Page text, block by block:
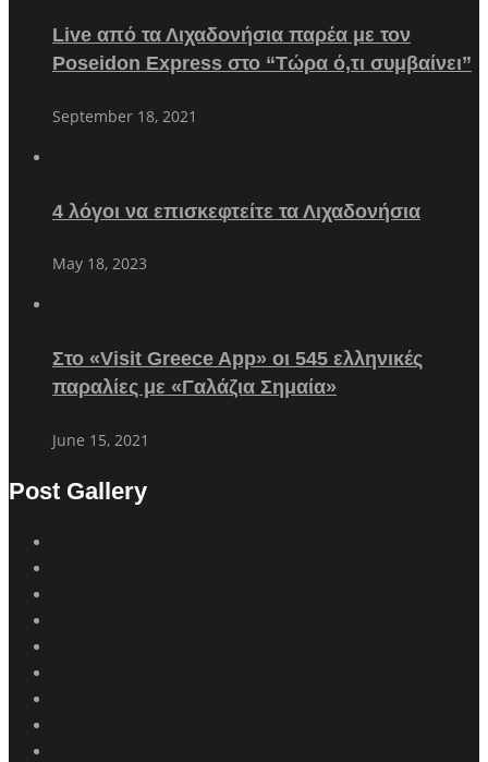
Live από τα Λιχαδονήσια παρέα με τον
Poseidon Express στο “Τώρα ό,τι συμβαίνει”
September 18, 2021
4 λόγοι να επισκεφτείτε τα Λιχαδονήσια
May 18, 2023
Στο «Visit Greece App» οι 545 ελληνικές
παραλίες με «Γαλάζια Σημαία»
June 15, 2021
Post Gallery